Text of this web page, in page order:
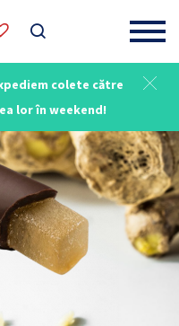
colete către
lor în weekend!